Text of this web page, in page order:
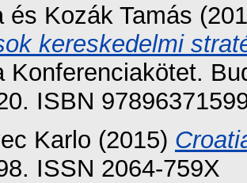
és Kozák Tamás
kereskedelmi
Konferenciakötet.
ISBN
Karlo (2015)
ISSN 2064-759X